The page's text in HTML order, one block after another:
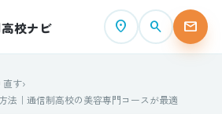
校ナビ place search mail
直す›
法｜通信制高校の美容専門コースが最適